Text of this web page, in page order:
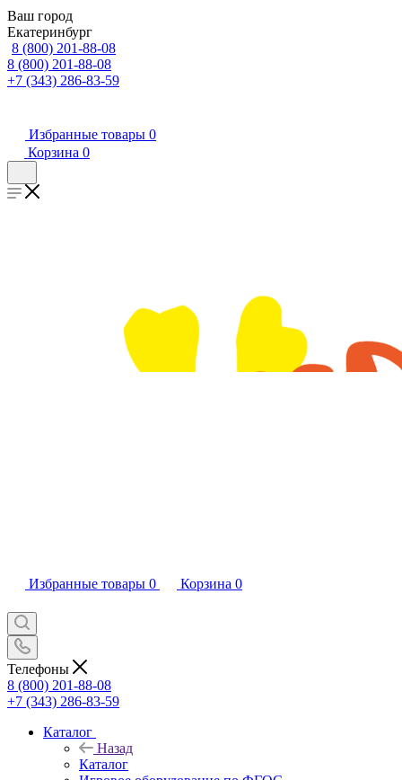
Ваш город
Екатеринбург
8 (800) 201-88-08
8 (800) 201-88-08
+7 (343) 286-83-59
Избранные товары 0
Корзина 0
Избранные товары 0 Корзина 0
Телефоны
8 (800) 201-88-08
+7 (343) 286-83-59
Каталог
Назад
Каталог